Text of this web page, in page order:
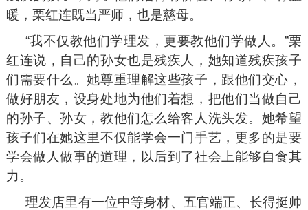
暖，栗红连既当严师，也是慈母。
“我不仅教他们学理发，更要教他们学做人。”栗
红连说，自己的孙女也是残疾人，她知道残疾孩子
们需要什么。她尊重理解这些孩子，跟他们交心，
做好朋友，设身处地为他们着想，把他们当做自己
的孙子、孙女，教他们怎么给客人洗头发。她希望
孩子们在她这里不仅能学会一门手艺，更多的是要
学会做人做事的道理，以后到了社会上能够自食其
力。
理发店里有一位中等身材、五官端正、长得挺帅